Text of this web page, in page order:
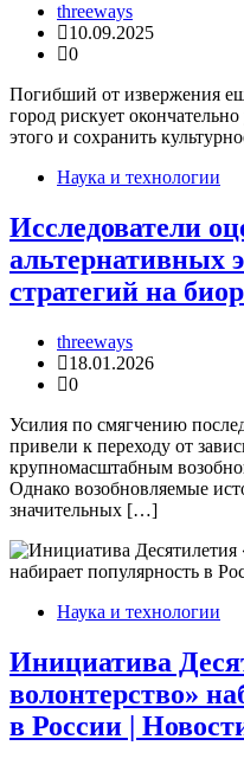
threeways
10.09.2025
0
Погибший от извержения
город рискует
этого и сохранить
Наука и технологии
Исследователи
альтернативных
стратегий на
threeways
18.01.2026
0
Усилия по смягчению
привели к переходу от
крупномасштабным
Однако возобновляемые
значительных […]
Наука и технологии
Инициатива
волонтерство»
в России |